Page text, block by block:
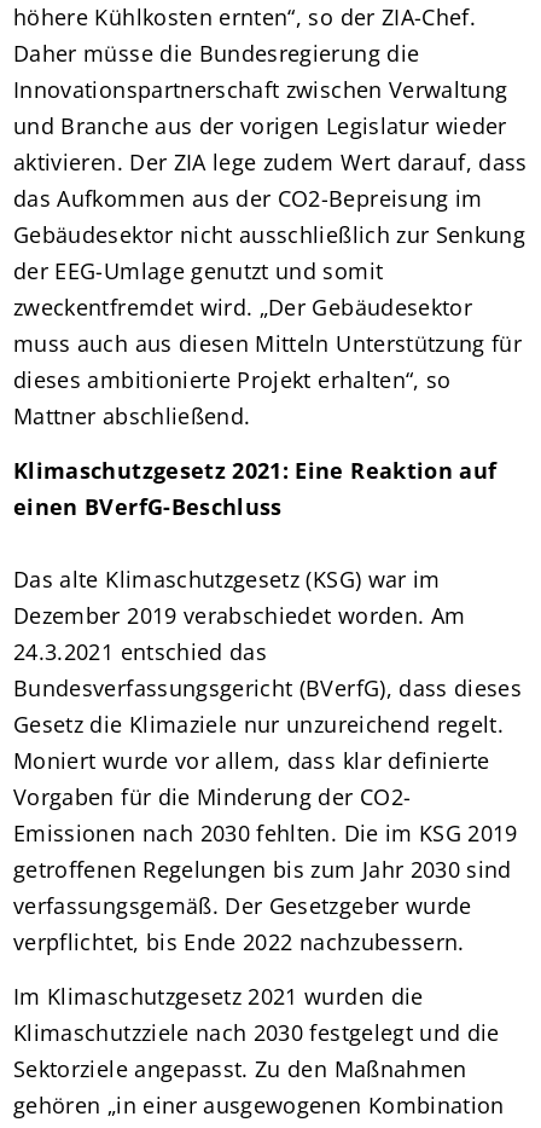
höhere Kühlkosten ernten“, so der ZIA-Chef.
Daher müsse die Bundesregierung die
Innovationspartnerschaft zwischen Verwaltung
und Branche aus der vorigen Legislatur wieder
aktivieren. Der ZIA lege zudem Wert darauf, dass
das Aufkommen aus der CO2-Bepreisung im
Gebäudesektor nicht ausschließlich zur Senkung
der EEG-Umlage genutzt und somit
zweckentfremdet wird. „Der Gebäudesektor
muss auch aus diesen Mitteln Unterstützung für
dieses ambitionierte Projekt erhalten“, so
Mattner abschließend.
Klimaschutzgesetz 2021: Eine Reaktion auf
einen BVerfG-Beschluss
Das alte Klimaschutzgesetz (KSG) war im
Dezember 2019 verabschiedet worden. Am
24.3.2021 entschied das
Bundesverfassungsgericht (BVerfG), dass dieses
Gesetz die Klimaziele nur unzureichend regelt.
Moniert wurde vor allem, dass klar definierte
Vorgaben für die Minderung der CO2-
Emissionen nach 2030 fehlten. Die im KSG 2019
getroffenen Regelungen bis zum Jahr 2030 sind
verfassungsgemäß. Der Gesetzgeber wurde
verpflichtet, bis Ende 2022 nachzubessern.
Im Klimaschutzgesetz 2021 wurden die
Klimaschutzziele nach 2030 festgelegt und die
Sektorziele angepasst. Zu den Maßnahmen
gehören „in einer ausgewogenen Kombination